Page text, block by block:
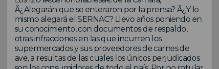
Â¿Alegarán que se enteraron por la prensa? Â¿Y lo
mismo alegará el SERNAC? Llevo años poniendo en
su conocimiento, con documentos de respaldo,
otras infracciones en las que incurren los
supermercados y sus proveedores de carnes de
ave, a resultas de las cuales los únicos perjudicados